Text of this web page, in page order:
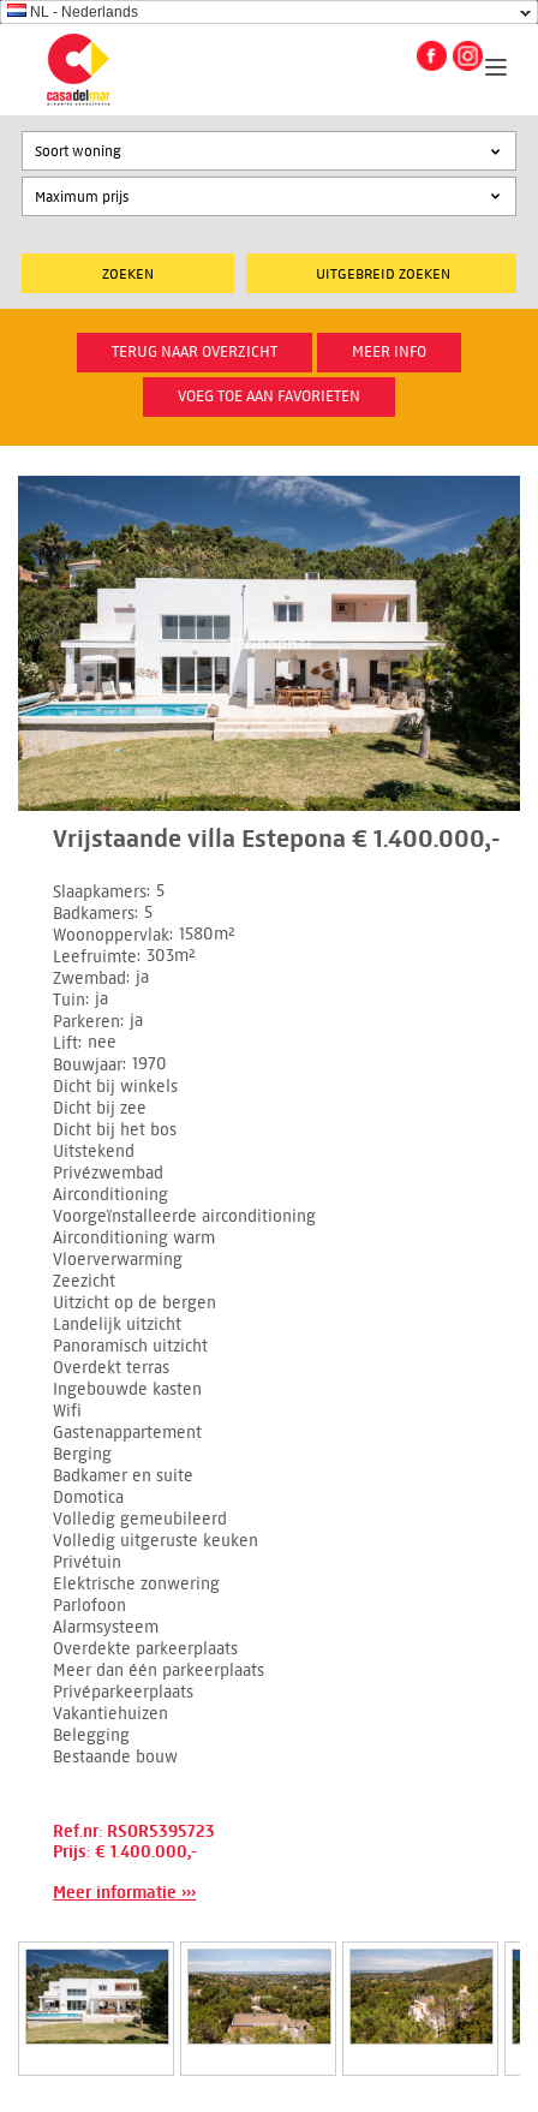
NL - Nederlands
UITGEBREID ZOEKEN
Soort woning
TERUG NAAR OVERZICHT MEER INFO
VOEG TOE AAN FAVORIETEN
Vrijstaande villa Estepona € 1.400.000,-
Slaapkamers 5
Badkamers 5
Woonoppervlak 1580m²
Leefruimte 303m²
Zwembad ja
Tuin ja
Parkeren ja
Lift nee
Bouwjaar 1970
Dicht bij winkels
Dicht bij zee
Dicht bij het bos
Uitstekend
Privézwembad
Airconditioning
Voorgeïnstalleerde airconditioning
Airconditioning warm
Vloerverwarming
Zeezicht
Uitzicht op de bergen
Landelijk uitzicht
Panoramisch uitzicht
Overdekt terras
Ingebouwde kasten
Wifi
Gastenappartement
Berging
Badkamer en suite
Domotica
Volledig gemeubileerd
Volledig uitgeruste keuken
Privétuin
Elektrische zonwering
Parlofoon
Alarmsysteem
Overdekte parkeerplaats
Meer dan één parkeerplaats
Privéparkeerplaats
Vakantiehuizen
Belegging
Bestaande bouw
Ref.nr: RSOR5395723
Prijs: € 1.400.000,-
Meer informatie ›››